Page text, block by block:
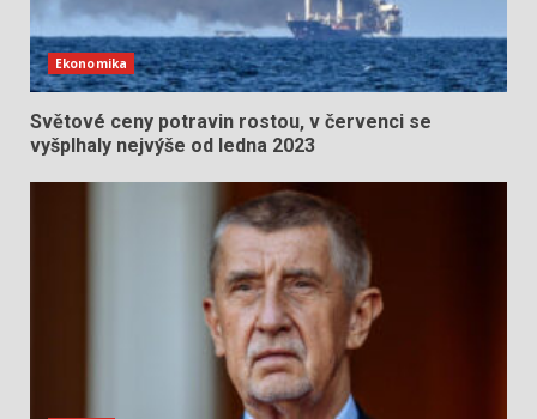
Ekonomika
Světové ceny potravin rostou, v červenci se
vyšplhaly nejvýše od ledna 2023